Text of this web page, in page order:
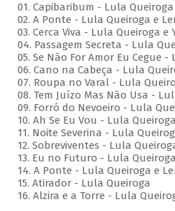
01. Capibaribum - Lula
02. A Ponte - Lula Queiroga e
03. Cerca Viva - Lula Queiroga e
04. Passagem Secreta - Lula
05. Se Não For Amor Eu Cegue
06. Cano na Cabeça - Lula
07. Roupa no Varal - Lula
08. Tem Juízo Mas Não Usa -
09. Forró do Nevoeiro - Lula
10. Ah Se Eu Vou - Lula Queiroga
11. Noite Severina - Lula
12. Sobreviventes - Lula
13. Eu no Futuro - Lula
14. A Ponte - Lula Queiroga e
15. Atirador - Lula Queiroga
16. Alzira e a Torre - Lula